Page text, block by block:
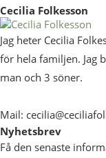
Cecilia Folkesson
Jag heter Cecilia
för hela familjen. Jag
man och 3 söner.
Mail:
Nyhetsbrev
Få den senaste